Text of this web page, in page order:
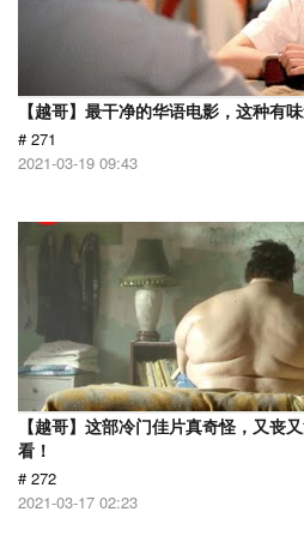
【越哥】最干净的华语电影，这种有
# 271
2021-03-19 09:43
【越哥】这部冷门佳片真奇怪，又丧
看！
# 272
2021-03-17 02:23